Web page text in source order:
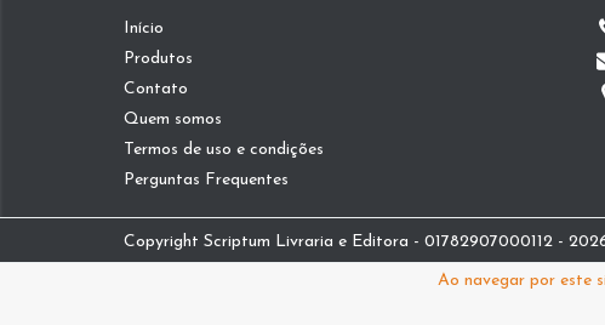
Ao navegar por este
Início
Produtos
Contato
Quem somos
Termos de uso e condições
Perguntas Frequentes
Copyright Scriptum Livraria e Editora - 01782907000112 -